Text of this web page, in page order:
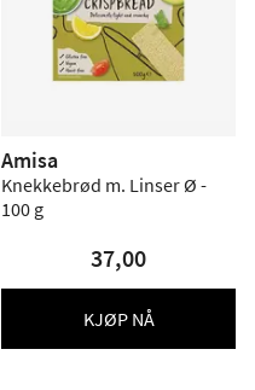
Amisa
Knekkebrød m. Linser Ø -
100 g
37,00
KJØP NÅ